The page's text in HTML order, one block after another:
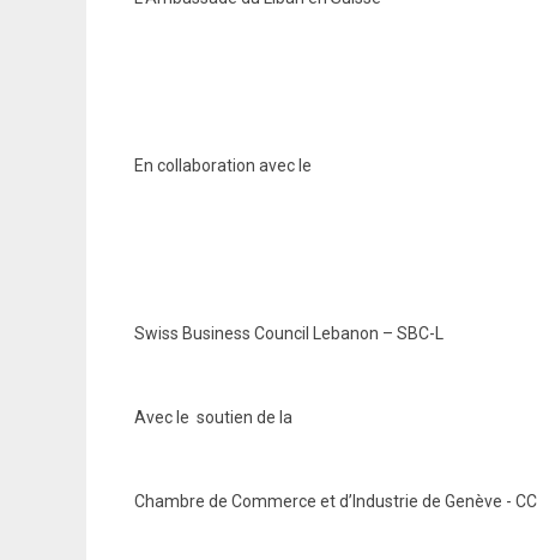
En collaboration avec le
Swiss Business Council Lebanon – SBC-L
Avec le soutien de la
Chambre de Commerce et d’Industrie de Genève -